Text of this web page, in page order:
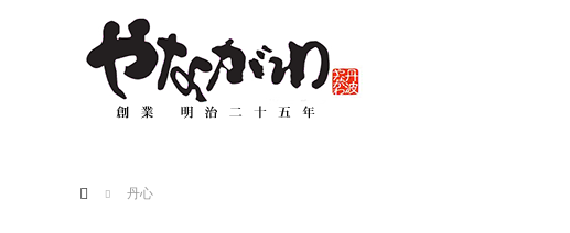
丹心